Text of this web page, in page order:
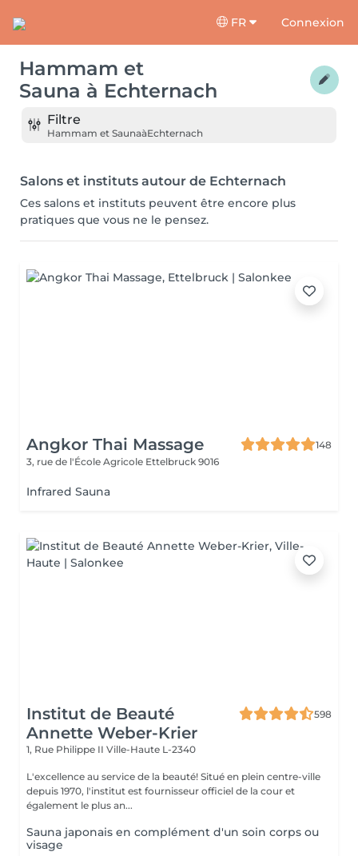
FR Connexion
Hammam et
Sauna à Echternach
Filtre
Hammam et SaunaàEchternach
Salons et instituts autour de Echternach
Ces salons et instituts peuvent être encore plus
pratiques que vous ne le pensez.
Angkor Thai Massage
148
3, rue de l'École Agricole Ettelbruck 9016
Infrared Sauna
Institut de Beauté
Annette Weber-Krier
598
1, Rue Philippe II Ville-Haute L-2340
L'excellence au service de la beauté! Situé en plein centre-ville
depuis 1970, l'institut est fournisseur officiel de la cour et
également le plus an...
Sauna japonais en complément d'un soin corps ou
visage